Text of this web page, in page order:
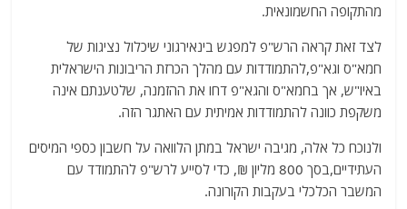
מהתקופה החשמונאית.
לצד זאת קראה הרש"פ למפגש בינאירגוני שיכלול נציגות של
חמא"ס וגא"פ,להתמודדות עם מהלך הכרזת הריבונות הישראלית
באיו"ש, אך בחמא"ס והגא"פ דחו את ההזמנה, שלטענתם אינה
משקפת כוונה להתמודדות אמיתית עם האתגר הזה.
ולנוכח כל אלה, מגיבה ישראל במתן הלוואה על חשבון כספי המיסים
העתידיים,בסך 800 מליון ₪, כדי לסייע לרש"פ להתמודד עם
המשבר הכלכלי בעקבות הקורונה.